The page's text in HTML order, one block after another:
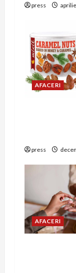
press
AFACERI
press
AFACERI